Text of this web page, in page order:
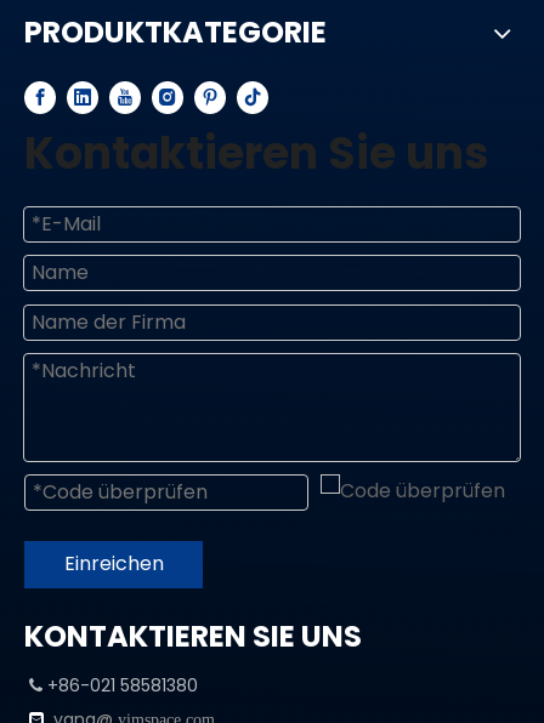
PRODUKTKATEGORIE
Kontaktieren Sie uns
Einreichen
KONTAKTIEREN SIE UNS
 +86-021 58581380
